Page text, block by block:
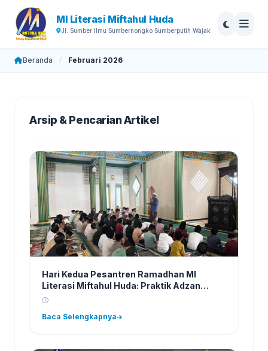
MI Literasi Miftahul Huda
Jl. Sumber Ilmu Sumbernongko Sumberputih Wajak
Beranda / Februari 2026
Arsip & Pencarian Artikel
Hari Kedua Pesantren Ramadhan MI
Literasi Miftahul Huda: Praktik Adzan
hingga Pendalaman Fiqih Ramadhan
Baca Selengkapnya